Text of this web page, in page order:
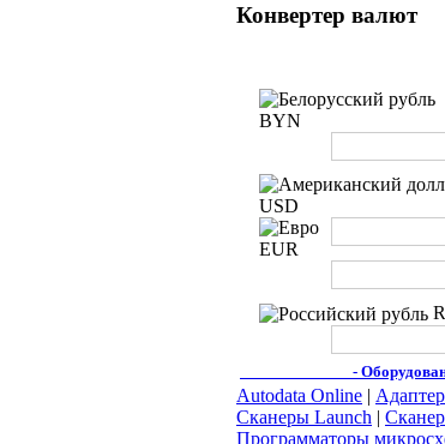
Конвертер валют
BYN
USD
EUR
-
Autodata Online |
Сканеры Launch |
Программаторы